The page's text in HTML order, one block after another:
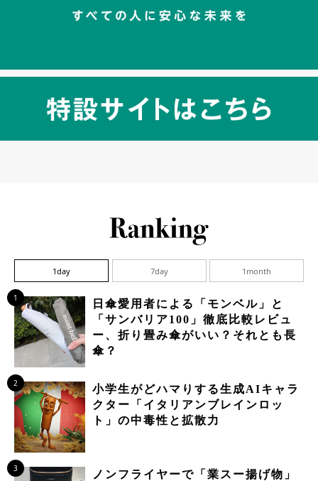
1day 7day 1month
1
日傘愛用者による「モンベル」と
「サンバリア100」徹底比較レビュ
ー、折り畳み傘がいい？それとも長
傘？
2
小学生がどハマりする生成AIキャラ
クター「イタリアンブレインロッ
ト」の中毒性と拡散力
3
ノンフライヤーで「業スー揚げ物」